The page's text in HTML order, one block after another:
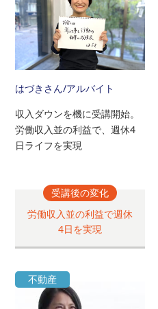
はづきさん/アルバイト
収入ダウンを機に受講開始。
労働収入並の利益で、週休4
日ライフを実現
受講後の変化
労働収入並の利益で週休
4日を実現
不動産